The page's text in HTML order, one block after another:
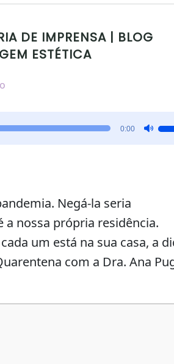
DE IMPRENSA | BLOG
ESTÉTICA
0:00
ou
Negá-la seria
nossa própria residência.
um está na sua casa, a
com a Dra. Ana